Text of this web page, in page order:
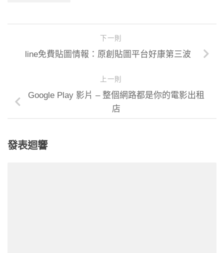
下一則
line免費貼圖情報：原創貼圖平台好康第三波
上一則
Google Play 影片 – 整個網路都是你的電影出租
店
發表迴響